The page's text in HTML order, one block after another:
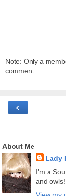
Note: Only a
comment.
‹
About Me
Lady
I'm a
and